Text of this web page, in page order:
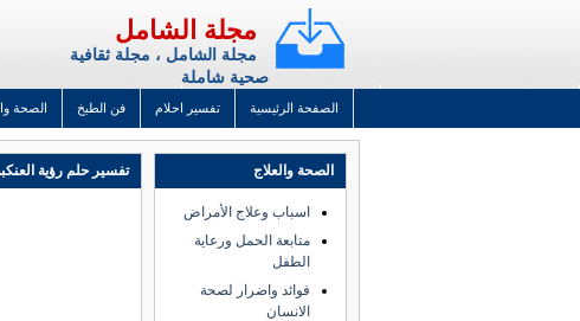
مجلة الشامل
مجلة الشامل ، مجلة ثقافية
صحية شاملة
الصفحة الرئيسية تفسير احلام فن الطبخ الصحة
تفسير حلم رؤية الصحة والعلاج
اسباب وعلاج الأمراض
متابعة الحمل ورعاية
الطفل
فوائد واضرار لصحة
الانسان